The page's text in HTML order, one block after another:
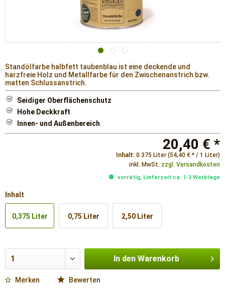
Standölfarbe halbfett taubenblau ist eine deckende und
harzfreie Holz und Metallfarbe für den Zwischenanstrich bzw.
matten Schlussanstrich.
Seidiger Oberflächenschutz
Hohe Deckkraft
Innen- und Außenbereich
20,40 € *
Inhalt: 0.375 Liter (54,40 € * / 1 Liter)
inkl. MwSt. zzgl. Versandkosten
vorrätig, Lieferzeit ca. 1-3 Werktage
Inhalt
0,375 Liter 0,75 Liter 2,50 Liter
In den Warenkorb
Merken Bewerten